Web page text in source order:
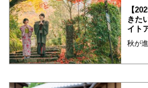
【
きた
イト